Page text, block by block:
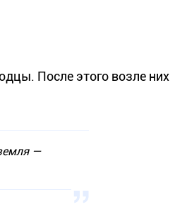
После этого возле них
—